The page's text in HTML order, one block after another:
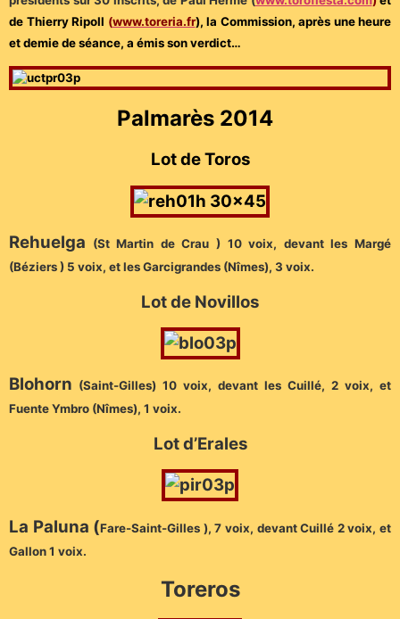
de Thierry Ripoll (www.toreria.fr), la Commission, après une heure
et demie de séance, a émis son verdict…
Palmarès 2014
Lot de Toros
Rehuelga (St Martin de Crau ) 10 voix, devant les Margé
(Béziers ) 5 voix, et les Garcigrandes (Nîmes), 3 voix.
Lot de Novillos
Blohorn (Saint-Gilles) 10 voix, devant les Cuillé, 2 voix, et
Fuente Ymbro (Nîmes), 1 voix.
Lot d’Erales
La Paluna (Fare-Saint-Gilles ), 7 voix, devant Cuillé 2 voix, et
Gallon 1 voix.
Toreros